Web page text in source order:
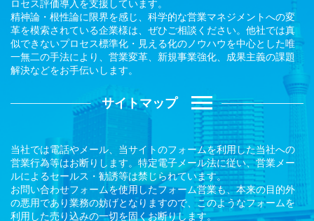
ロセス評価導入を支援しています。
精神論・根性論に限界を感じ、科学的な営業マネジメントへの変
革を模索されている企業様は、ぜひご相談ください。他社では真
似できないプロセス標準化・見える化のノウハウを中心とした唯
一無二の手法により、営業変革、新規事業強化、成果主義の課題
解決などをお手伝いします。
サイトマップ
当社では電話やメール、当サイトのフォームを利用した当社への
営業行為等はお断りします。特定電子メール法に従い、営業メー
ルによるセールス・勧誘等は禁じられています。
お問い合わせフォームを使用したフォーム営業も、本来の目的外
の悪用であり業務の妨げとなりますので、このようなフォームを
利用した売り込みの一切を固くお断りします。